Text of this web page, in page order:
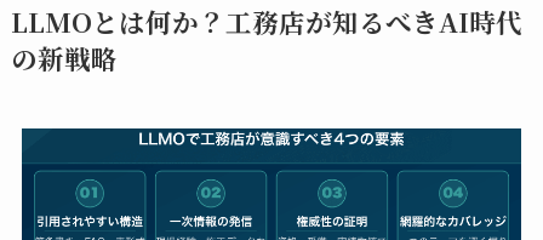
LLMOとは何か？工務店が知るべきAI時代
の新戦略